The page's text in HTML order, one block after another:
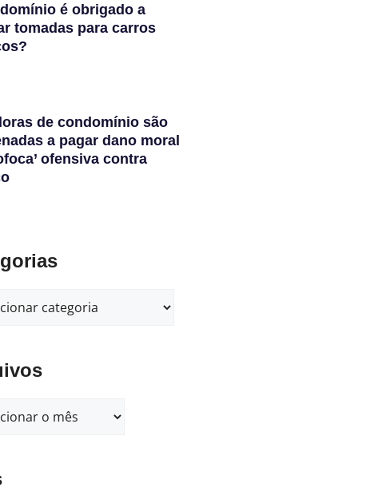
é obrigado a
tomadas para carros
de condomínio são
a pagar dano moral
ofensiva contra